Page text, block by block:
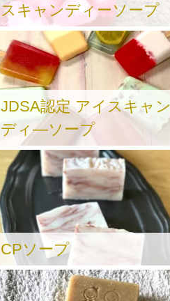
スキャンディーソープ
JDSA認定 アイスキャン
ディ―ソープ
CPソープ